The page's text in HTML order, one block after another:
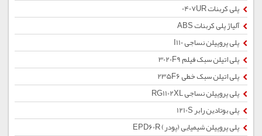
پلی کربنات 0407UR
آلیاژ پلی کربنات ABS
پلی پروپیلن نساجی I110
پلی اتیلن سبک فیلم 3020F9
پلی اتیلن سبک خطی 235F6
پلی پروپیلن نساجی RG1102XL
پلی بوتادین رابر 1210S
پلی پروپیلن شیمیایی (پودر) EPD60R